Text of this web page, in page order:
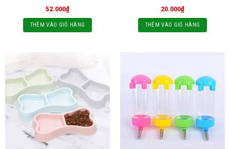
52.000₫
THÊM VÀO GIỎ HÀNG
20.000₫
THÊM VÀO GIỎ HÀNG